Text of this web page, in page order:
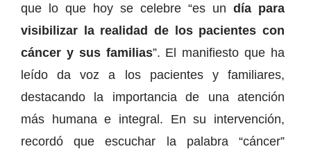
que lo que hoy se celebre “es un día para
visibilizar la realidad de los pacientes con
cáncer y sus familias”. El manifiesto que ha
leído da voz a los pacientes y familiares,
destacando la importancia de una atención
más humana e integral. En su intervención,
recordó que escuchar la palabra “cáncer”